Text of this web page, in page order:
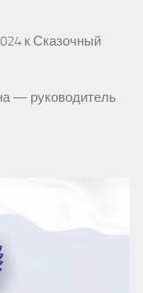
кСказочный
— руководитель